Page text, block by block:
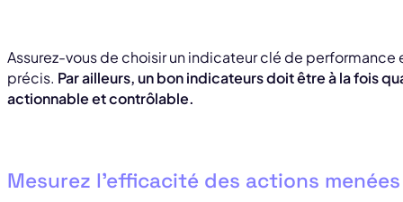
Assurez-vous de choisir un indicateur clé de
précis. Par ailleurs, un bon indicateurs doit être à la fois
actionnable et contrôlable.
Mesurez l’efficacité des actions menées